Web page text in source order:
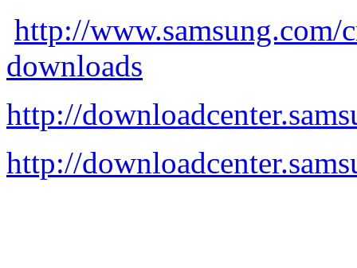
http://
downloads
http://
http://